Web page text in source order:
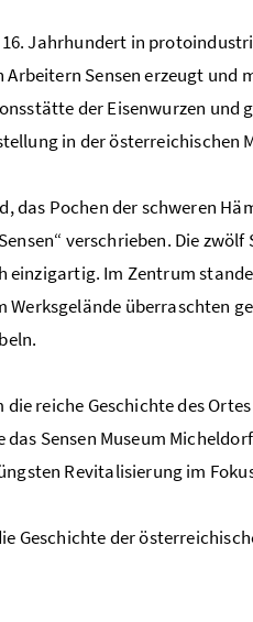
Jahrhundert in
Sensen erzeugt und
der Eisenwurzen und
in der österreichischen
das Pochen der schweren
verschrieben. Die zwölf
einzigartig. Im Zentrum
überraschten
reiche Geschichte des
Sensen Museum
Revitalisierung im
Geschichte der